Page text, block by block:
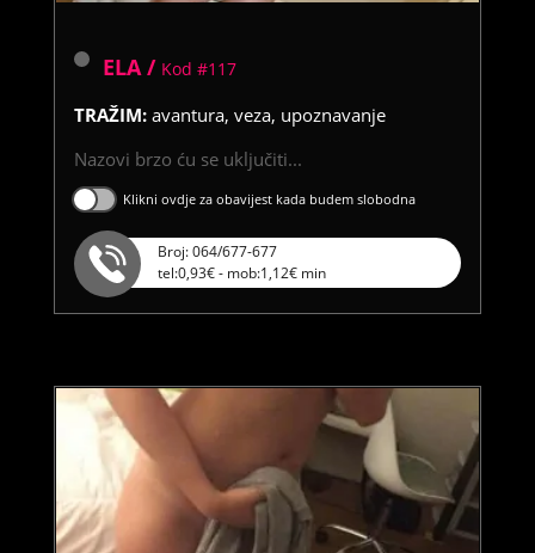
ELA / Kod #117
TRAŽIM: avantura, veza, upoznavanje
Nazovi brzo ću se uključiti...
Klikni ovdje za obavijest kada budem slobodna
Broj: 064/677-677
tel:0,93€ - mob:1,12€ min